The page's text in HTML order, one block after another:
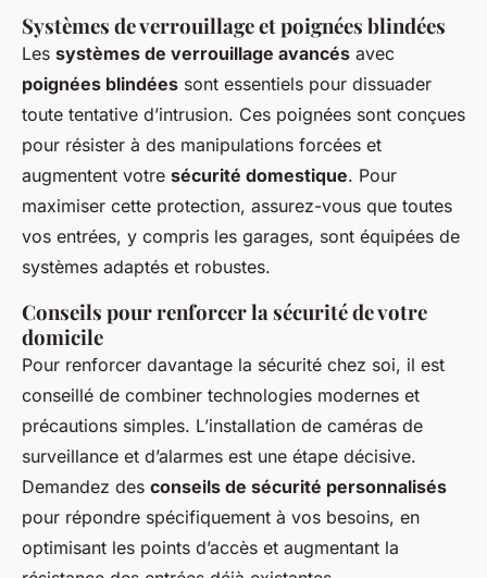
Systèmes de verrouillage et poignées blindées
Les systèmes de verrouillage avancés avec
poignées blindées sont essentiels pour dissuader
toute tentative d’intrusion. Ces poignées sont conçues
pour résister à des manipulations forcées et
augmentent votre sécurité domestique. Pour
maximiser cette protection, assurez-vous que toutes
vos entrées, y compris les garages, sont équipées de
systèmes adaptés et robustes.
Conseils pour renforcer la sécurité de votre
domicile
Pour renforcer davantage la sécurité chez soi, il est
conseillé de combiner technologies modernes et
précautions simples. L’installation de caméras de
surveillance et d’alarmes est une étape décisive.
Demandez des conseils de sécurité personnalisés
pour répondre spécifiquement à vos besoins, en
optimisant les points d’accès et augmentant la